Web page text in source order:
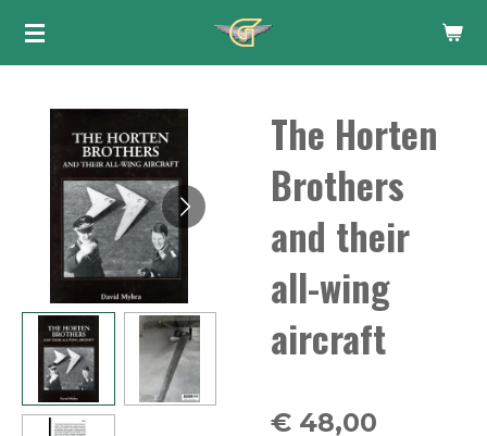
Ga
hoofdinhoud
The Horten
Brothers
and their
all-wing
aircraft
€ 48,00